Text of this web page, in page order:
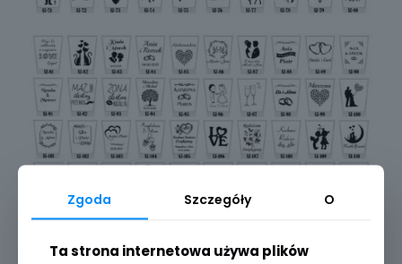
Zgoda Szczegóły O
Ta strona internetowa używa plików